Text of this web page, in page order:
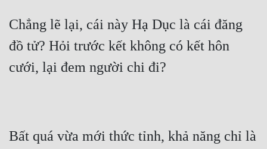
Chẳng lẽ lại, cái này Hạ Dục là cái đăng
đồ tử? Hỏi trước kết không có kết hôn
cưới, lại đem người chi đi?
Bất quá vừa mới thức tỉnh, khả năng chỉ là